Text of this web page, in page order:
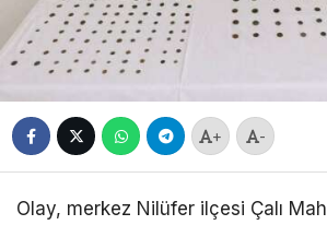
+ -
Olay, merkez Nilüfer ilçesi Çalı